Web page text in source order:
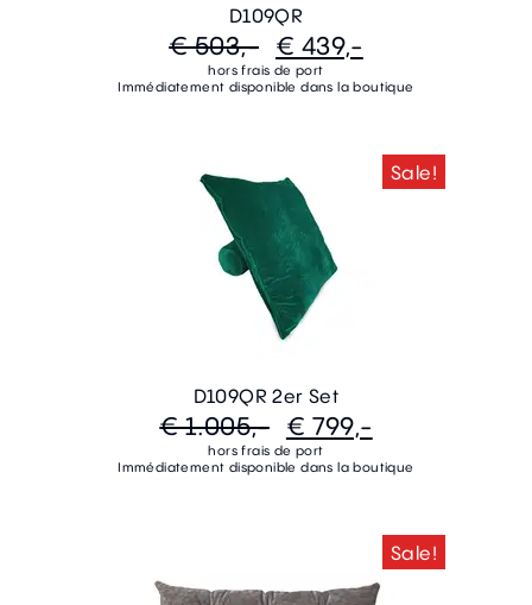
D109QR
€ 503,- € 439,-
hors frais de port
Immédiatement disponible dans la boutique
Sale!
D109QR 2er Set
€ 1.005,- € 799,-
hors frais de port
Immédiatement disponible dans la boutique
Sale!